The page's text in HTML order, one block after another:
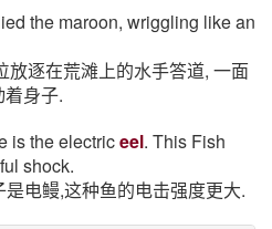
the maroon, wriggling like an
放逐在荒滩上的水手答道, 一面
身子.
is the electriceel. This Fish
shock.
电鳗,这种鱼的电击强度更大.